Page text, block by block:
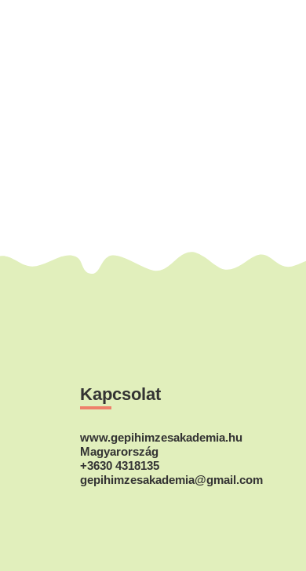
Kapcsolat
www.gepihimzesakademia.hu
Magyarország
+3630 4318135
gepihimzesakademia@gmail.com